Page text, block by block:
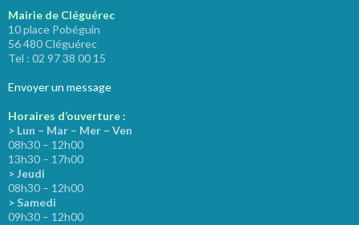
Mairie de Cléguérec
10 place Pobéguin
56 480 Cléguérec
Tel : 02 97 38 00 15
Envoyer un message
Horaires d’ouverture :
> Lun – Mar – Mer – Ven
08h30 – 12h00
13h30 – 17h00
> Jeudi
08h30 – 12h00
> Samedi
09h30 – 12h00